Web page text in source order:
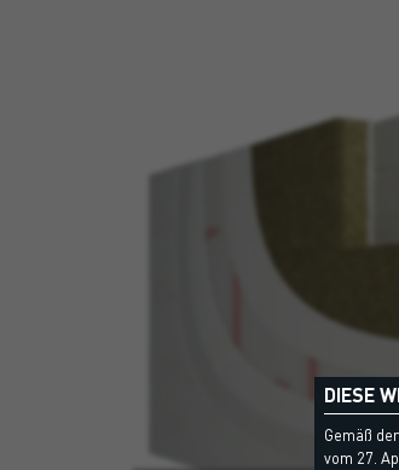
DIESE
Gemäß
vom 27.